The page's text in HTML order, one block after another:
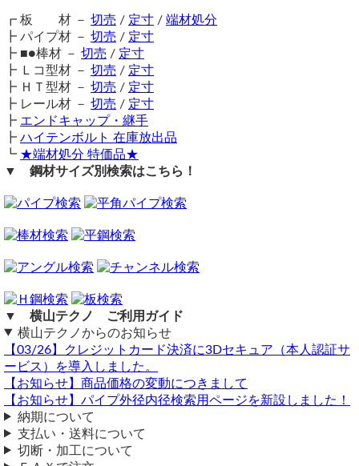
う品の場合は、メールフォーム（見積依頼・注文依頼）より
お問い合わせください。
┏ 板 材 － 切売 / 定寸 / 端材処分
┣ パイプ材 － 切売 / 定寸
┣ ■●棒材 － 切売 / 定寸
┣ Ｌコ型材 － 切売 / 定寸
┣ ＨＴ型材 － 切売 / 定寸
┣ レール材 － 切売 / 定寸
┣ エンドキャップ・継手
┣ ハイテンボルト 在庫放出品
┗ ★端材処分 特価品★
▼ 鋼材サイズ別検索はこちら！
▼ 横山テクノ ご利用ガイド
横山テクノからのお知らせ
【03/26】クレジットカード決済に3Dセキュア（本人認証サ
ービス）を導入しました。
【お知らせ】商品価格の変動につきまして
【お知らせ】パイプ外径内径検索用ページを新設しました！
納期について
支払い・送料について
切断・加工について